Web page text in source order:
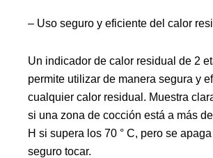
– Uso seguro y eficiente del calor
Un indicador de calor residual de 2
permite utilizar de manera segura y
cualquier calor residual. Muestra
si una zona de cocción está a más
H si supera los 70 ° C, pero se
seguro tocar.